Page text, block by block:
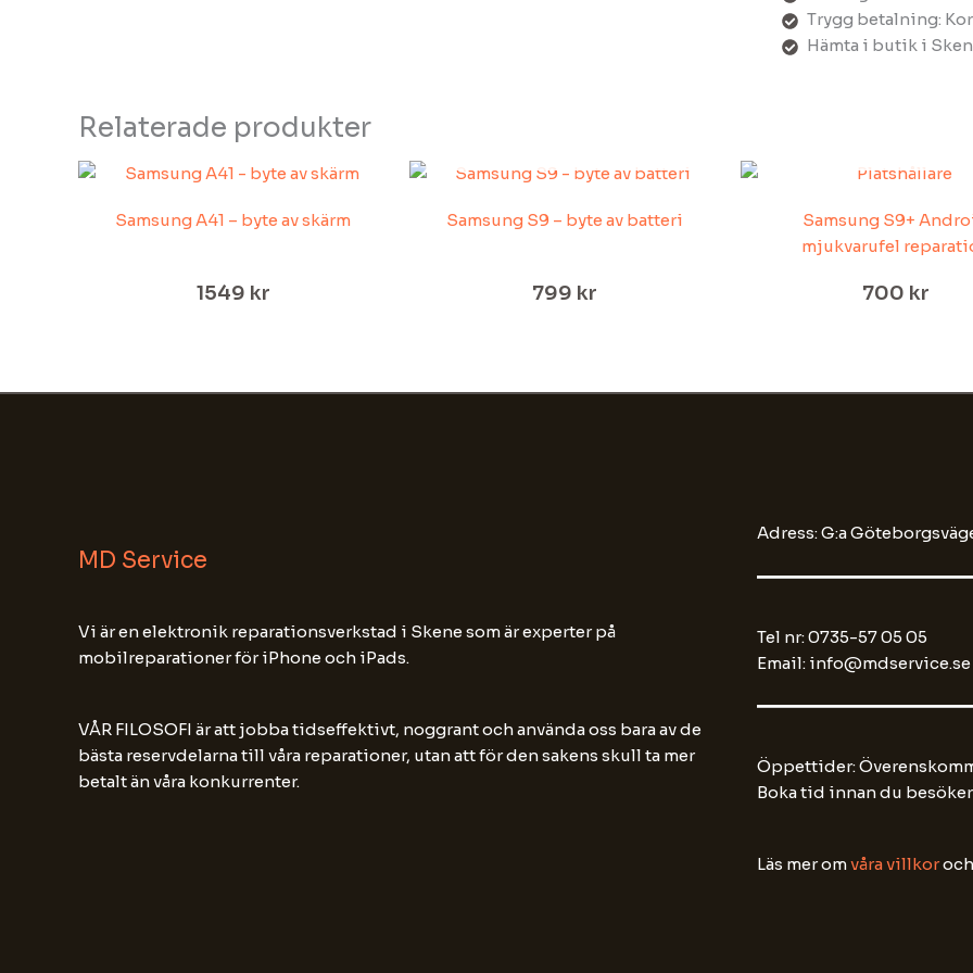
Trygg betalning:
Hämta i butik i
Relaterade produkter
Samsung A41 – byte av skärm
1549 kr
Samsung S9 – byte av batteri
799 kr
Samsung S9+
mjukvarufel
700 kr
MD Service
Vi är en elektronik reparationsverkstad i Skene som är experter på
mobilreparationer för iPhone och iPads.
VÅR FILOSOFI är att jobba tidseffektivt, noggrant och använda oss bara av de
bästa reservdelarna till våra reparationer, utan att för den sakens skull ta mer
betalt än våra konkurrenter.
Adress: G:a
Tel nr: 0735-57 05 05
Email: info@mdservice.se
Öppettider:
Boka tid innan du
Läs mer omvåra villkoroch